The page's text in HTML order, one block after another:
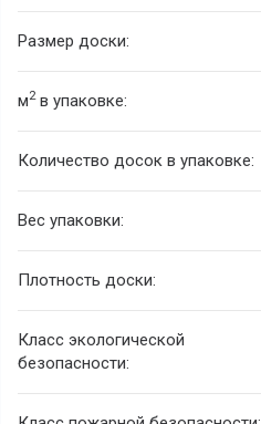
Размер доски:
м2в упаковке:
Количество досок в упаковке:
Вес упаковки:
Плотность доски:
Класс экологической
безопасности: